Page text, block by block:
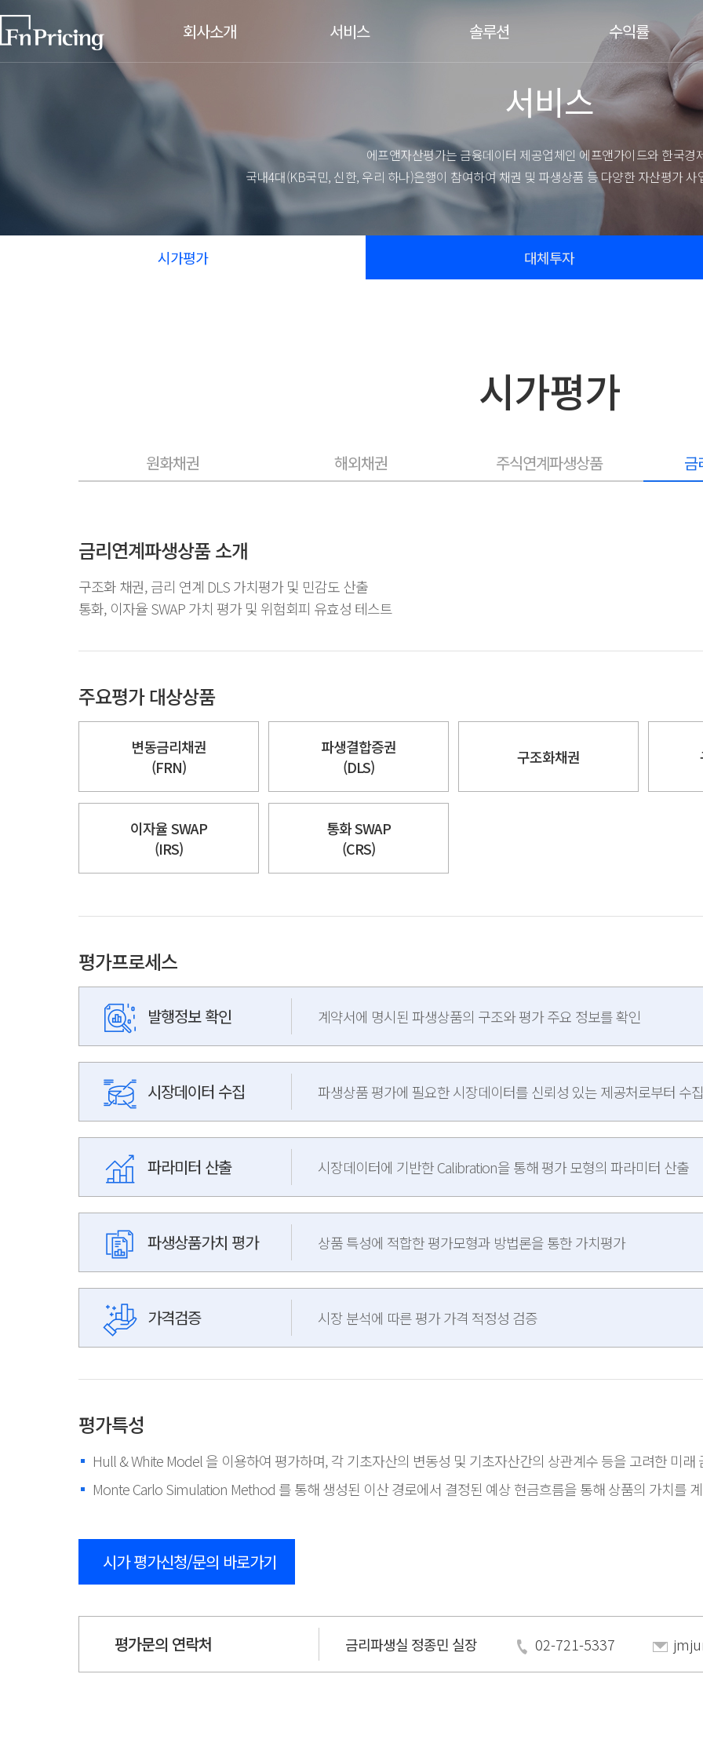
회사소개
CEO인사말
비전/CI
주요 연혁
찾아오시는길
기업문화
서비스
해외채권
주식연계파생상품
금리연계파생상품
솔루션 수익률
수익률
YTM 수익률
서비스
에프앤자산평가는 금융데이터 제공업체인 에프앤가이드와 한국경
국내4대(KB국민, 신한, 우리 하나)은행이 참여하여 채권 및 파생상품 등 다양한 자산평가
시가평가 대체투자
시가평가
원화채권 해외채권 주식연계파생상품 금
금리연계파생상품 소개
구조화 채권, 금리 연계 DLS 가치평가 및 민감도 산출
통화, 이자율 SWAP 가치 평가 및 위험회피 유효성 테스트
주요평가 대상상품
변동금리채권
(FRN)
파생결합증권
(DLS)
구조화채권
이자율 SWAP
(IRS)
통화 SWAP
(CRS)
평가프로세스
발행정보 확인 계약서에 명시된 파생상품의 구조와 평가 주요 정보를 확인
시장데이터 수집 파생상품 평가에 필요한 시장데이터를 신뢰성 있는 제공처로부터 수집
파라미터 산출 시장데이터에 기반한 Calibration을 통해 평가 모형의 파라미터 산출
파생상품가치 평가 상품 특성에 적합한 평가모형과 방법론을 통한 가치평가
가격검증 시장 분석에 따른 평가 가격 적정성 검증
평가특성
Hull & White Model 을 이용하여 평가하며, 각 기초자산의 변동성 및 기초자산간의 상관계수 등을 고려한 미래
Monte Carlo Simulation Method 를 통해 생성된 이산 경로에서 결정된 예상 현금흐름을 통해 상품의 가치를
시가 평가신청/문의 바로가기
평가문의 연락처 금리파생실 정종민 실장 02-721-5337